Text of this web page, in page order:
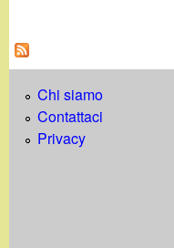
P
a
g Chi siamo
Contattaci
Privacy